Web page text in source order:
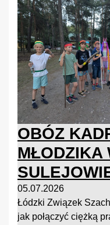
OBÓZ
MŁODZIKA
05.07.2026
Łódzki Związek
jak połączyć ciężką